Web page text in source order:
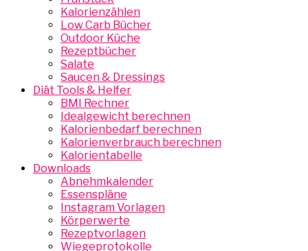
Kalorienzählen
Low Carb Bücher
Outdoor Küche
Rezeptbücher
Salate
Saucen & Dressings
Diät Tools & Helfer
BMI Rechner
Idealgewicht berechnen
Kalorienbedarf berechnen
Kalorienverbrauch berechnen
Kalorientabelle
Downloads
Abnehmkalender
Essenspläne
Instagram Vorlagen
Körperwerte
Rezeptvorlagen
Wiegeprotokolle